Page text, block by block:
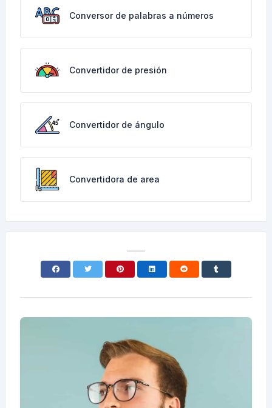
Conversor de palabras a números
Convertidor de presión
Convertidor de ángulo
Convertidora de area